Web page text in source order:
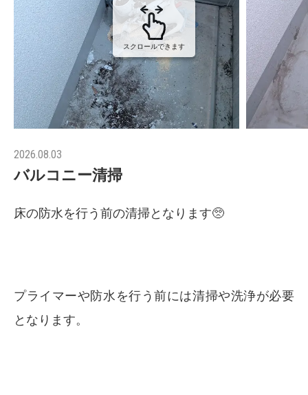
スクロールできます
2026.08.03
バルコニー清掃
床の防水を行う前の清掃となります🥺
プライマーや防水を行う前には清掃や洗浄が必要
となります。